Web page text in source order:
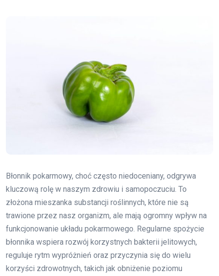
Błonnik pokarmowy, choć często niedoceniany, odgrywa
kluczową rolę w naszym zdrowiu i samopoczuciu. To
złożona mieszanka substancji roślinnych, które nie są
trawione przez nasz organizm, ale mają ogromny wpływ na
funkcjonowanie układu pokarmowego. Regularne spożycie
błonnika wspiera rozwój korzystnych bakterii jelitowych,
reguluje rytm wypróżnień oraz przyczynia się do wielu
korzyści zdrowotnych, takich jak obniżenie poziomu